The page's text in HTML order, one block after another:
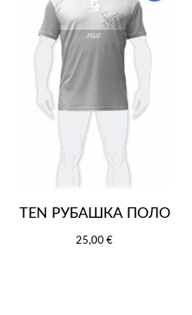
TEN РУБАШКА ПОЛО
25,00 €